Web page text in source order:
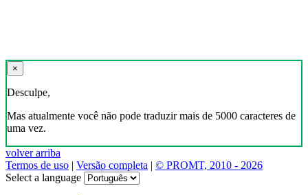
×
Desculpe,
Mas atualmente você não pode traduzir mais de 5000 caracteres de
uma vez.
volver arriba
Termos de uso | Versão completa | © PROMT, 2010 - 2026
Select a language